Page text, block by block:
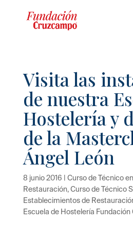
Visita las
de nuestra
Hostelería y
de la
Ángel León
8 junio 2016
Curso de Técnico
Restauración,Curso de Técnico
Establecimientos de
Escuela de Hostelería